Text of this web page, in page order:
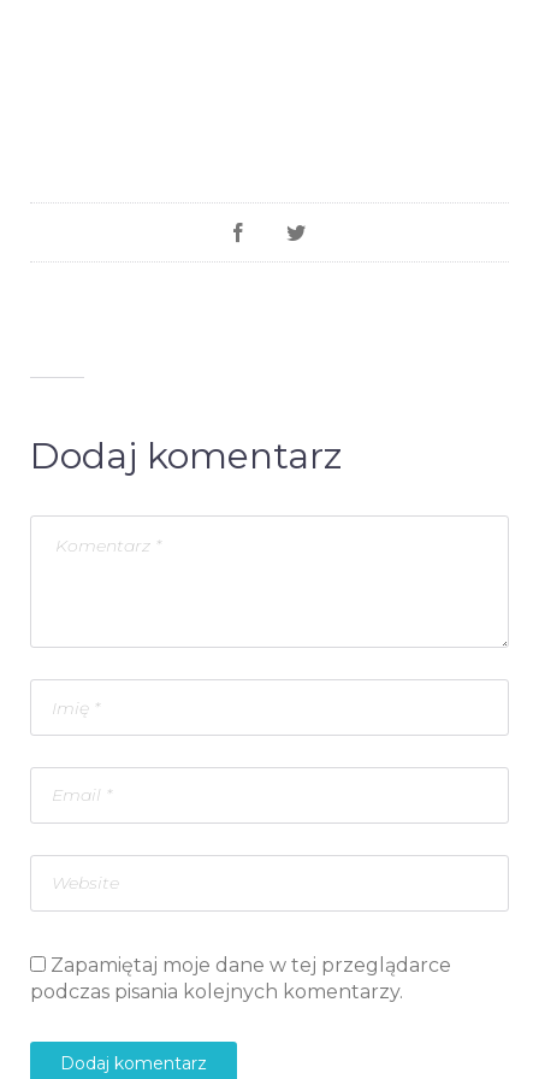
Dodaj komentarz
Zapamiętaj moje dane w tej przeglądarce
podczas pisania kolejnych komentarzy.